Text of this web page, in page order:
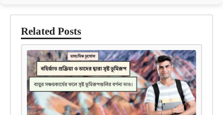
Related Posts